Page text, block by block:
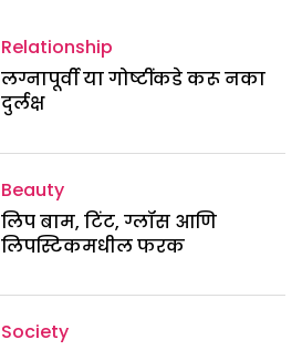
Relationship
लग्नापूर्वी या गोष्टींकडे करू नका
दुर्लक्ष
Beauty
लिप बाम, टिंट, ग्लॉस आणि
लिपस्टिकमधील फरक
Society